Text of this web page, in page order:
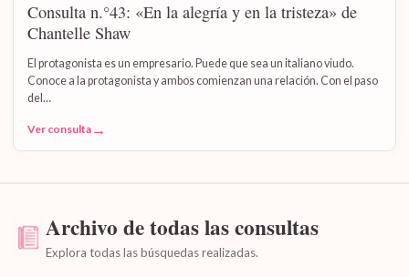
Consulta n.°43: «En la alegría y en la tristeza» de
Chantelle Shaw
El protagonista es un empresario. Puede que sea un italiano viudo.
Conoce a la protagonista y ambos comienzan una relación. Con el paso
del…
Ver consulta →
Archivo de todas las consultas
Explora todas las búsquedas realizadas.